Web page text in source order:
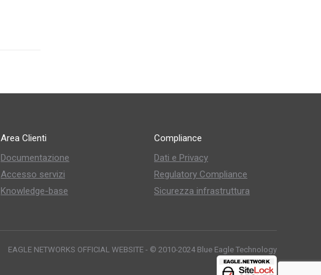
Area Clienti
Documentazione
Accesso servizi
Knowledge-base
Compliance
Dati e Privacy
Regulatory Compliance
Sicurezza infrastruttura
EAGLE NETWORKS OFFICIAL WEBSITE - © 2010-2024 Blue Eagle Technology